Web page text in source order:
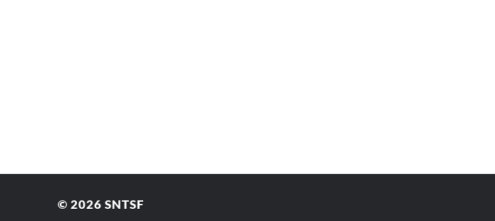
© 2026 SNTSF